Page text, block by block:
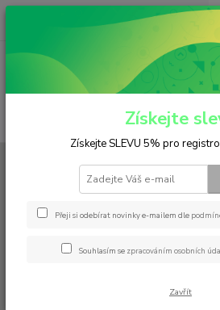
(Po-Pá, 6:30-15 hod.)
H 12 105 x
Získejte
Získejte SLEVU 5% pro
Přeji si odebírat novinky e-mailem dle
Souhlasím se zpracováním osobních
Zavřít